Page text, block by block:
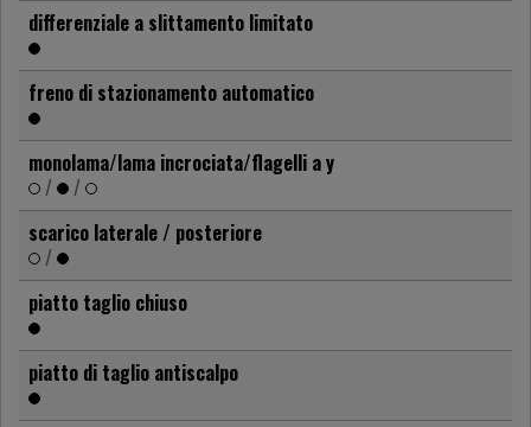
differenziale a slittamento limitato
freno di stazionamento automatico
monolama/lama incrociata/flagelli a y
/
/
scarico laterale / posteriore
/
piatto taglio chiuso
piatto di taglio antiscalpo